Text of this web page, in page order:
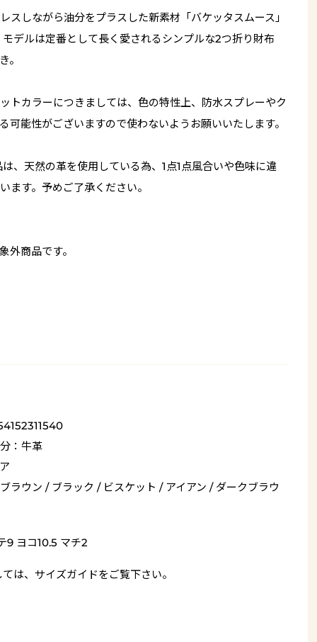
スしながら油分をプラスした新素材「バケッタスムース」
デルは定番として長く愛されるシンプルな2つ折り財布
。
トカラーにつきましては、色の特性上、防水スプレーやク
可能性がございますので使わないようお願いいたします。
、天然の革を使用している為、1点1点風合いや色味に違
ます。予めご了承ください。
外商品です。
：牛革
ラウン / ブラック / ビスケット / アイアン / ダークブラウ
9 ヨコ10.5 マチ2
は、 サイズガイドをご覧下さい。